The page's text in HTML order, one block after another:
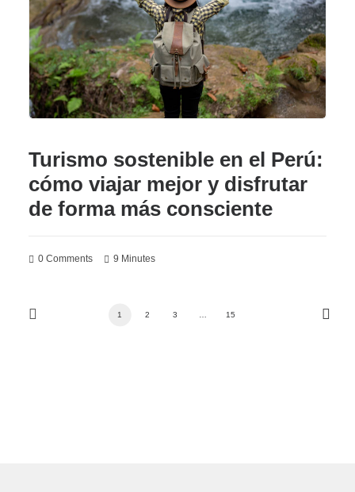
Turismo sostenible en el Perú:
cómo viajar mejor y disfrutar
de forma más consciente
0 Comments 9 Minutes
1 2 3 15